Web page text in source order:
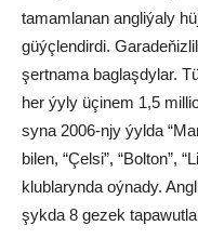
ta­mam­la­nan ang­li­ýa­ly
güýç­len­dir­di.
şert­na­ma bag­laş­dy­lar.
her ýy­ly üçi­nem 1,5
sy­na 2006-njy ýyl­da
bi­len, “Çel­si”, “Bol­ton”,
klub­la­ryn­da oý­na­dy.
şyk­da 8 ge­zek